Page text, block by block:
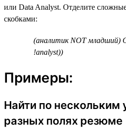
или Data Analyst. Отделите
скобками:
(аналитик NOT младший)
!analyst))
Примеры:
Найти по нескольким
разных полях резюме